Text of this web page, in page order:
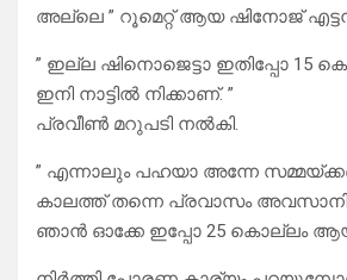
അല്ലെ ” റൂമെറ്റ് ആയ ഷിനോജ്
” ഇല്ല ഷിനൊജെട്ടാ ഇതിപ്പോ 15
ഇനി നാട്ടിൽ നിക്കാണ്. ”
പ്രവീൺ മറുപടി നൽകി.
” എന്നാലും പഹയാ അന്നേ
കാലത്ത് തന്നെ പ്രവാസം
ഞാൻ ഓക്കേ ഇപ്പോ 25 കൊല്ലം